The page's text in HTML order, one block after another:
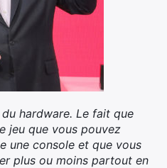
hardware. Le fait que
jeu que vous pouvez
une console et que vous
plus ou moins partout en